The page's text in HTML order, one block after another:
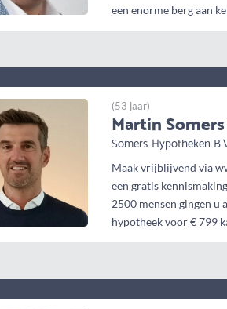
een enorme berg aan
(53 jaar)
Martin Somers
Somers-Hypotheken
Maak vrijblijvend via
een gratis
2500 mensen gingen u
hypotheek voor € 799